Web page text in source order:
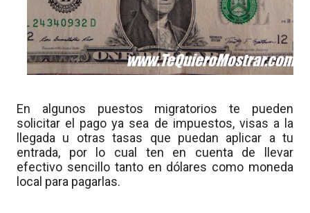
En algunos puestos migratorios te pueden
solicitar el pago ya sea de impuestos, visas a la
llegada u otras tasas que puedan aplicar a tu
entrada, por lo cual ten en cuenta de llevar
efectivo sencillo tanto en dólares como moneda
local para pagarlas.